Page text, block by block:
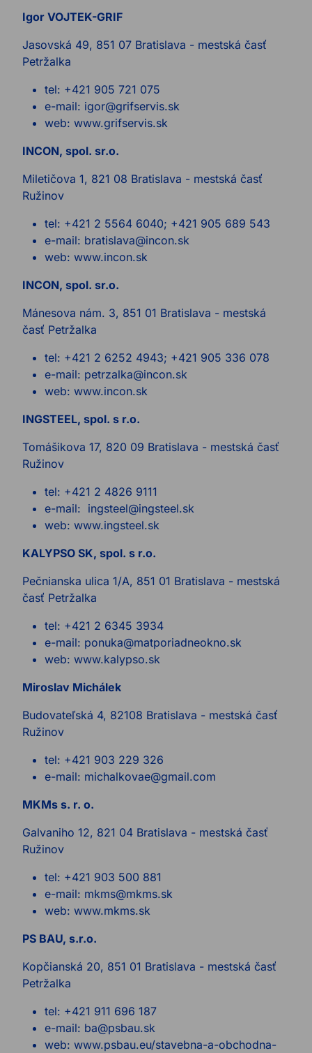
Igor VOJTEK-GRIF
Jasovská 49, 851 07 Bratislava - mestská časť
Petržalka
tel: +421 905 721 075
e-mail: igor@grifservis.sk
web: www.grifservis.sk
INCON, spol. sr.o.
Miletičova 1, 821 08 Bratislava - mestská časť
Ružinov
tel: +421 2 5564 6040; +421 905 689 543
e-mail: bratislava@incon.sk
web: www.incon.sk
INCON, spol. sr.o.
Mánesova nám. 3, 851 01 Bratislava - mestská
časť Petržalka
tel: +421 2 6252 4943; +421 905 336 078
e-mail: petrzalka@incon.sk
web: www.incon.sk
INGSTEEL, spol. s r.o.
Tomášikova 17, 820 09 Bratislava - mestská časť
Ružinov
tel: +421 2 4826 9111
e-mail: ingsteel@ingsteel.sk
web: www.ingsteel.sk
KALYPSO SK, spol. s r.o.
Pečnianska ulica 1/A, 851 01 Bratislava - mestská
časť Petržalka
tel: +421 2 6345 3934
e-mail: ponuka@matporiadneokno.sk
web: www.kalypso.sk
Miroslav Michálek
Budovateľská 4, 82108 Bratislava - mestská časť
Ružinov
tel: +421 903 229 326
e-mail: michalkovae@gmail.com
MKMs s. r. o.
Galvaniho 12, 821 04 Bratislava - mestská časť
Ružinov
tel: +421 903 500 881
e-mail: mkms@mkms.sk
web: www.mkms.sk
PS BAU, s.r.o.
Kopčianská 20, 851 01 Bratislava - mestská časť
Petržalka
tel: +421 911 696 187
e-mail: ba@psbau.sk
web: www.psbau.eu/stavebna-a-obchodna-